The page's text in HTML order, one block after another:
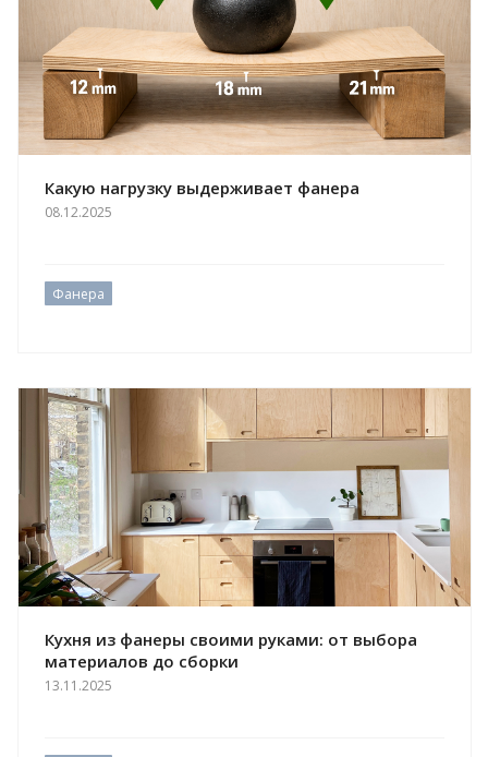
Какую нагрузку выдерживает фанера
08.12.2025
Фанера
Кухня из фанеры своими руками: от выбора
материалов до сборки
13.11.2025